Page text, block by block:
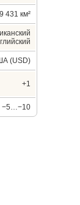
431 км²
(USD)
+1
−5…−10